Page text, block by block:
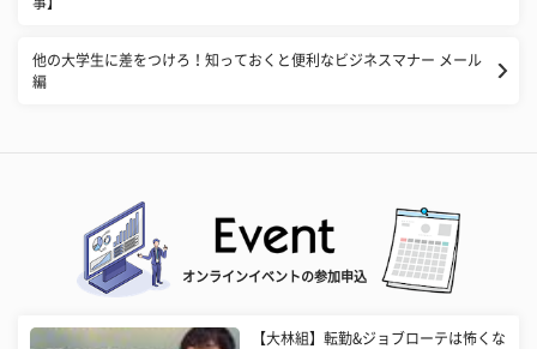
他の大学生に差をつけろ！知っておくと便利なビジネスマナー メール
編
オンラインイベントの参加申込
【大林組】転勤&ジョブローテは怖くな